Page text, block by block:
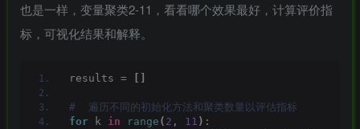
也是一样，变量聚类2-11，看看哪个效果最好，计算评价指
标，可视化结果和解释。
results =
#  遍历不同的初始化方法和聚类数量以评估指标
for k in range ( 2 , 11 ) :